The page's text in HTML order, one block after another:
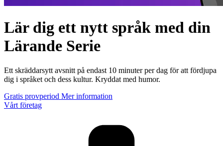
Lär dig ett nytt språk med din
Lärande Serie
Ett skräddarsytt avsnitt på endast 10 minuter per dag för att fördjupa
dig i språket och dess kultur. Kryddat med humor.
Gratis provperiod Mer information
Vårt företag